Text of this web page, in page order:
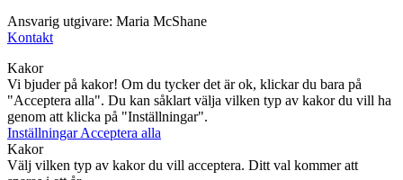
Ansvarig utgivare: Maria McShane
Kontakt
Kakor
Vi bjuder på kakor! Om du tycker det är ok, klickar du bara på
"Acceptera alla". Du kan såklart välja vilken typ av kakor du vill ha
genom att klicka på "Inställningar".
InställningarAcceptera alla
Kakor
Välj vilken typ av kakor du vill acceptera. Ditt val kommer att